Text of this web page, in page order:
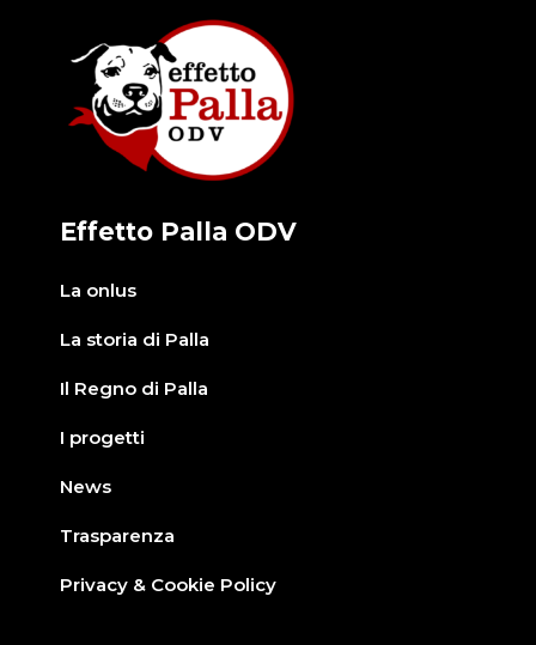
Effetto Palla ODV
La onlus
La storia di Palla
Il Regno di Palla
I progetti
News
Trasparenza
Privacy & Cookie Policy